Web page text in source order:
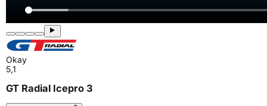
Okay
5,1
GT Radial Icepro 3